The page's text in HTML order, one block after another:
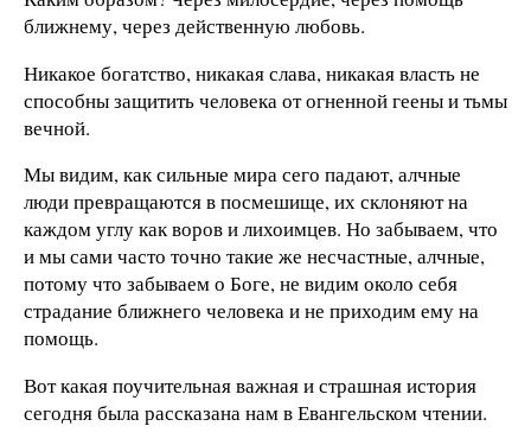
ближнему, через действенную любовь.
Никакое богатство, никакая слава, никакая власть не
способны защитить человека от огненной геены и тьмы
вечной.
Мы видим, как сильные мира сего падают, алчные
люди превращаются в посмешище, их склоняют на
каждом углу как воров и лихоимцев. Но забываем, что
и мы сами часто точно такие же несчастные, алчные,
потому что забываем о Боге, не видим около себя
страдание ближнего человека и не приходим ему на
помощь.
Вот какая поучительная важная и страшная история
сегодня была рассказана нам в Евангельском чтении.